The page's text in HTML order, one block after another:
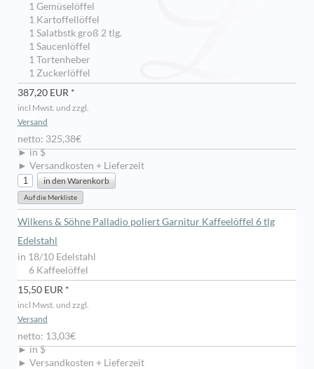
1 Gemüselöffel
1 Kartoffellöffel
1 Salatbstk groß 2 tlg.
1 Saucenlöffel
1 Tortenheber
1 Zuckerlöffel
387,20 EUR *
incl Mwst. und zzgl.
Versand
netto: 325,38€
► in $
► Versandkosten + Lieferzeit
Wilkens & Söhne Palladio poliert Garnitur Kaffeelöffel 6 tlg
Edelstahl
in 18/10 Edelstahl
6 Kaffeelöffel
15,50 EUR *
incl Mwst. und zzgl.
Versand
netto: 13,03€
► in $
► Versandkosten + Lieferzeit